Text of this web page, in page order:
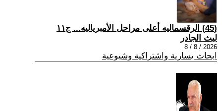
(45) الرقسماليه أعلى مراحل الأمبرياليه... ج١١
ليث الجادر
2026 / 8 / 8
ابحاث يسارية واشتراكية وشيوعية